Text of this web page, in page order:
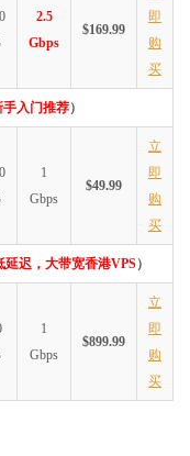
2.5
Gbps
$169.99
即
购
买
入门推荐）
1
Gbps
$49.99
立
即
购
买
迟，大带宽香港VPS）
1
Gbps
$899.99
立
即
购
买